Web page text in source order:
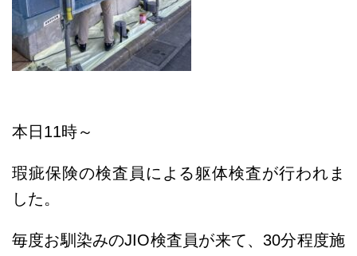
本日11時～
瑕疵保険の検査員による躯体検査が行われま
した。
毎度お馴染みのJIO検査員が来て、30分程度施